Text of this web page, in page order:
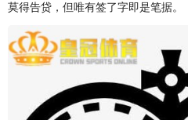
莫得告贷，但唯有签了字即是笔据。